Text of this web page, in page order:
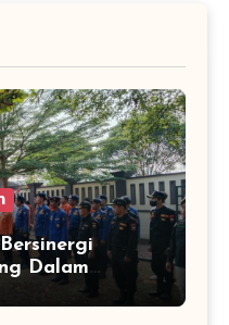
Dalam
Potensi